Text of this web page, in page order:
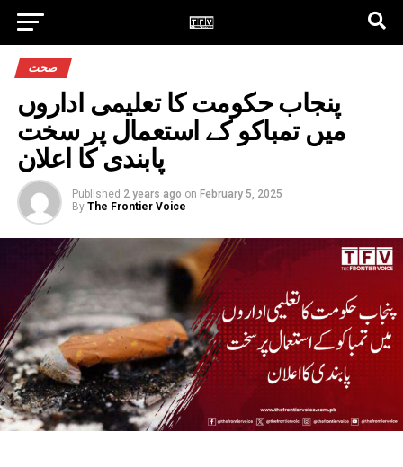
صحت
پنجاب حکومت کا تعلیمی اداروں
میں تمباکو کے استعمال پر سخت
پابندی کا اعلان
Published 2 years ago on February 5, 2025
By The Frontier Voice